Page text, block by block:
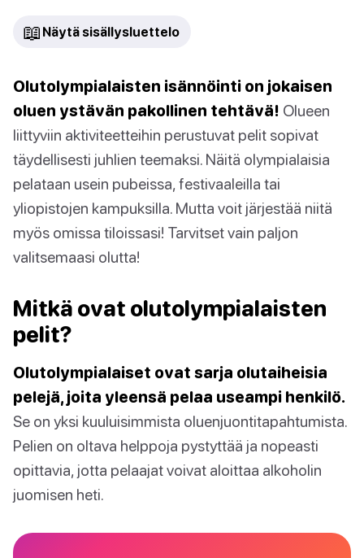
📖 Näytä sisällysluettelo
Olutolympialaisten isännöinti on jokaisen
oluen ystävän pakollinen tehtävä! Olueen
liittyviin aktiviteetteihin perustuvat pelit sopivat
täydellisesti juhlien teemaksi. Näitä olympialaisia
pelataan usein pubeissa, festivaaleilla tai
yliopistojen kampuksilla. Mutta voit järjestää niitä
myös omissa tiloissasi! Tarvitset vain paljon
valitsemaasi olutta!
Mitkä ovat olutolympialaisten
pelit?
Olutolympialaiset ovat sarja olutaiheisia
pelejä, joita yleensä pelaa useampi henkilö.
Se on yksi kuuluisimmista oluenjuontitapahtumista.
Pelien on oltava helppoja pystyttää ja nopeasti
opittavia, jotta pelaajat voivat aloittaa alkoholin
juomisen heti.